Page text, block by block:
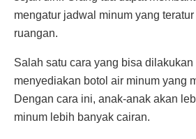
mengatur jadwal minum yang
ruangan.
Salah satu cara yang bisa dilakukan
menyediakan botol air minum yang
Dengan cara ini, anak-anak akan
minum lebih banyak cairan.